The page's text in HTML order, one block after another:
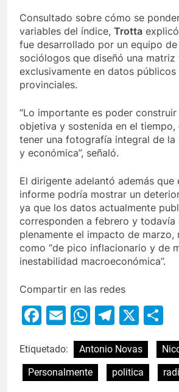
Consultado sobre cómo se
variables del índice, Trotta
fue desarrollado por un equipo
sociólogos que diseñó una matriz
exclusivamente en datos públicos
provinciales.
“Lo importante es poder construir
objetiva y sostenida en el tiempo,
tener una fotografía integral de la
y económica”, señaló.
El dirigente adelantó además que
informe podría mostrar un
ya que los datos actualmente
corresponden a febrero y todavía
plenamente el impacto de marzo,
como “de pico inflacionario y de
inestabilidad macroeconómica”.
Compartir en las redes
Facebook
EmailWhatsApp
X
Etiquetado: Antonio Novas
Personalmente
politica